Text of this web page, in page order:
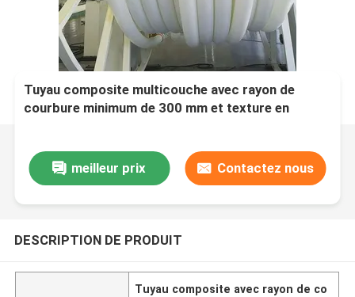
Tuyau composite multicouche avec rayon de
courbure minimum de 300 mm et texture en
meilleur prix Contactez nous
DESCRIPTION DE PRODUIT
Tuyau composite avec rayon de co